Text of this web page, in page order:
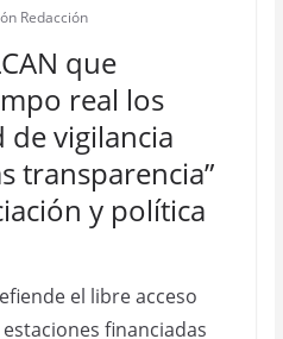
Redacción
que
real los
de vigilancia
transparencia”
y política
el libre acceso
financiadas